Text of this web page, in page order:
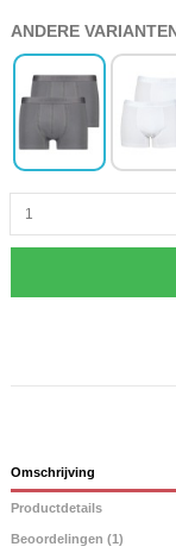
ANDERE VARIANTEN
Omschrijving
Productdetails
Beoordelingen (1)